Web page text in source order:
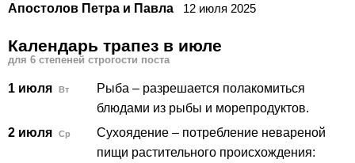
Апостолов Петра и Павла
12 июля 2025
Календарь трапез в июле
для 6 степеней строгости поста
1 июля Вт
Рыба – разрешается полакомиться
блюдами из рыбы и морепродуктов.
2 июля
Ср
Сухоядение – потребление невареной
пищи растительного происхождения: